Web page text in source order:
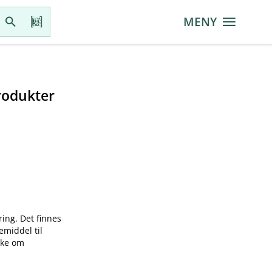
MENY
Det finnes
til
om